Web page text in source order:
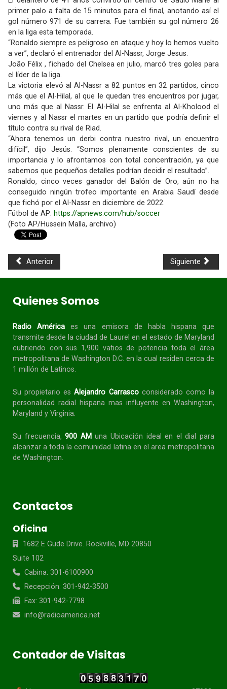
primer palo a falta de 15 minutos para el final, anotando así el
gol número 971 de su carrera. Fue también su gol número 26
en la liga esta temporada.
“Ronaldo siempre es peligroso en ataque y hoy lo hemos vuelto
a ver”, declaró el entrenador del Al-Nassr, Jorge Jesus.
João Félix , fichado del Chelsea en julio, marcó tres goles para
el líder de la liga.
La victoria elevó al Al-Nassr a 82 puntos en 32 partidos, cinco
más que el Al-Hilal, al que le quedan tres encuentros por jugar,
uno más que al Nassr. El Al-Hilal se enfrenta al Al-Kholood el
viernes y al Nassr el martes en un partido que podría definir el
título contra su rival de Riad.
“Ahora tenemos un derbi contra nuestro rival, un encuentro
difícil”, dijo Jesús. “Somos plenamente conscientes de su
importancia y lo afrontamos con total concentración, ya que
sabemos que pequeños detalles podrían decidir el resultado”.
Ronaldo, cinco veces ganador del Balón de Oro, aún no ha
conseguido ningún trofeo importante en Arabia Saudí desde
que fichó por el Al-Nassr en diciembre de 2022.
Fútbol de AP: https://apnews.com/hub/soccer
(Foto AP/Hussein Malla, archivo)
Anterior Siguiente
Quienes Somos
Radio América es una emisora de habla hispanaque
transmite desde la ciudad de Laurel en el estado de Maryland
cubriendo con sus 1,900 vatios de potencia toda el área
metropolitana de Washington D.C. en la cual residen cerca de
1 millón de Latinos.
Su propietario esAlejandro Carrascoconsiderado como la
personalidad radial
hispana mas influyente en Washington,
Maryland y Virginia.
Su frecuencia, 900 AM una Ubicación ideal en el dial para
alcanzar a toda lacomunidad latina en el area metropolitana
de Washington.
Contactos
Oficina
1682 E Gude Drive. Rockville, MD 20850
Suite 102
Cabina: 301-6100900
Recepción: 301-942-3500
Fax: 301-942-7798
info@radioamerica.net
Contador de Visitas